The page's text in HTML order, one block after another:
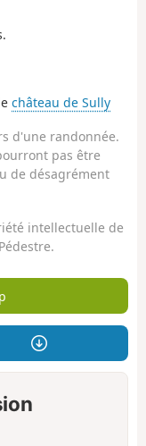
château de Sully
d'une randonnée.
pas être
de désagrément
intellectuelle de